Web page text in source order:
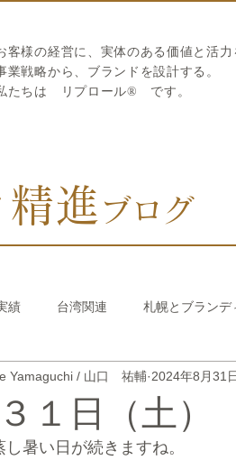
客様の経営に、実体のある価値と活
業戦略から、ブランドを設計する。
たちは
リプロール® です。
精進 ブログ
績 台湾関連 札幌とブランデ
さとうきび繊維のストロー 中国
デジタルマーケティングブランデ
３１日（土
Yamaguchi / 山口 祐輔 2024年8月31
し暑い日が続きますね。